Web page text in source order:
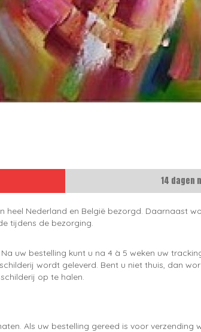
14 dagen
Nederland en België bezorgd. Daarnaast
tijdens de bezorging.
uw bestelling kunt u na 4 à 5 weken uw
wordt geleverd. Bent u niet thuis, dan
op te halen.
Als uw bestelling gereed is voor